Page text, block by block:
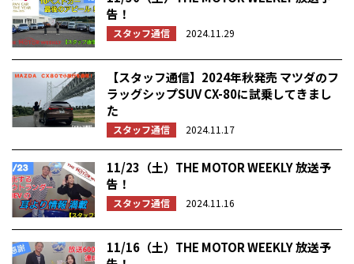
告！
スタッフ通信 2024.11.29
【スタッフ通信】2024年秋発売 マツダのフ
ラッグシップSUV CX-80に試乗してきまし
た
スタッフ通信 2024.11.17
11/23（土）THE MOTOR WEEKLY 放送予
告！
スタッフ通信 2024.11.16
11/16（土）THE MOTOR WEEKLY 放送予